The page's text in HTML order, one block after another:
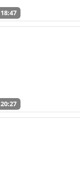
18:47
20:27